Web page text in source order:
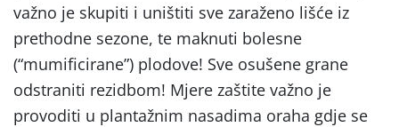
važno je skupiti i uništiti sve zaraženo lišće iz
prethodne sezone, te maknuti bolesne
(“mumificirane”) plodove! Sve osušene grane
odstraniti rezidbom! Mjere zaštite važno je
provoditi u plantažnim nasadima oraha gdje se